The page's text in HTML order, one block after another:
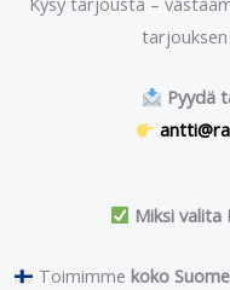
Pyydä
Miksi valita
Toimimme koko